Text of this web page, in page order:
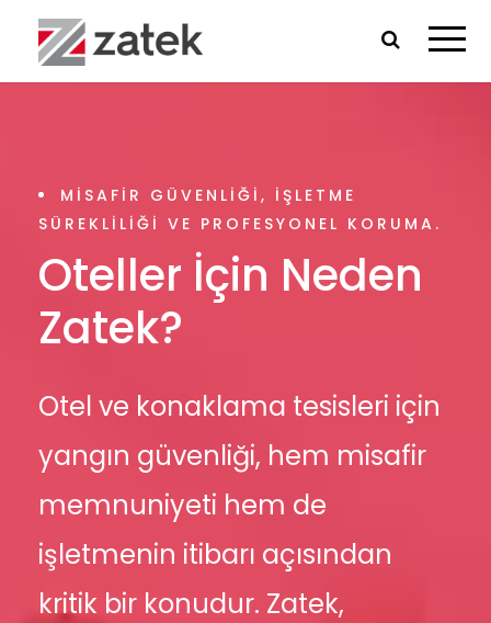
MISAFIR GÜVENLIĞI, IŞLETME
SÜREKLILIĞI VE PROFESYONEL KORUMA.
Oteller İçin Neden
Zatek?
Otel ve konaklama tesisleri için
yangın güvenliği, hem misafir
memnuniyeti hem de
işletmenin itibarı açısından
kritik bir konudur. Zatek,